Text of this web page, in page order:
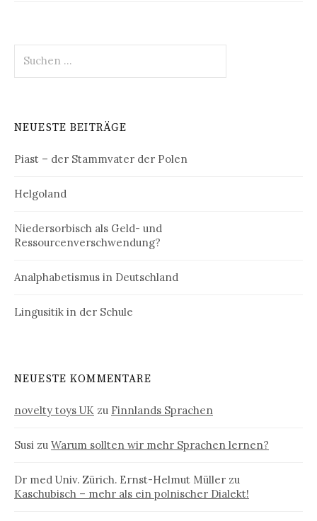
nach:
NEUESTE BEITRÄGE
Piast – der Stammvater der Polen
Helgoland
Niedersorbisch als Geld- und
Ressourcenverschwendung?
Analphabetismus in Deutschland
Lingusitik in der Schule
NEUESTE KOMMENTARE
novelty toys UK zu Finnlands Sprachen
Susi zu Warum sollten wir mehr Sprachen lernen?
Dr med Univ. Zürich. Ernst-Helmut Müller zu
Kaschubisch – mehr als ein polnischer Dialekt!